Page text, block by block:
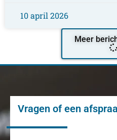
10 april 2026
Meer
Vragen of een